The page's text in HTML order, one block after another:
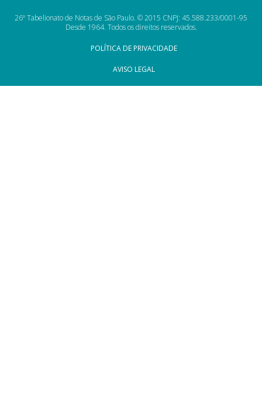
26º Tabelionato de Notas de São Paulo. © 2015 CNPJ: 45.588.233/0001-95
Desde 1964. Todos os direitos reservados.
POLÍTICA DE PRIVACIDADE
AVISO LEGAL